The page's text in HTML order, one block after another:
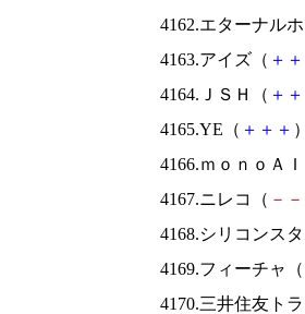
4162.エターナル
4163.アイズ（ ＋ ＋
4164.ＪＳＨ（ ＋ ＋
4165.YE（ ＋ ＋ ＋
4166.ｍｏｎｏＡ
4167.ニレコ（ － －
4168.シリコンス
4169.フィーチャ（
4170.三井住友ト